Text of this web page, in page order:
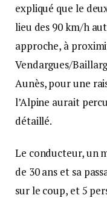
expliqué que le
lieu des 90 km/h
approche, à
Vendargues/
Aunès, pour une
l’Alpine aurait
détaillé.
Le conducteur, un
de 30 ans et sa
sur le coup, et 5